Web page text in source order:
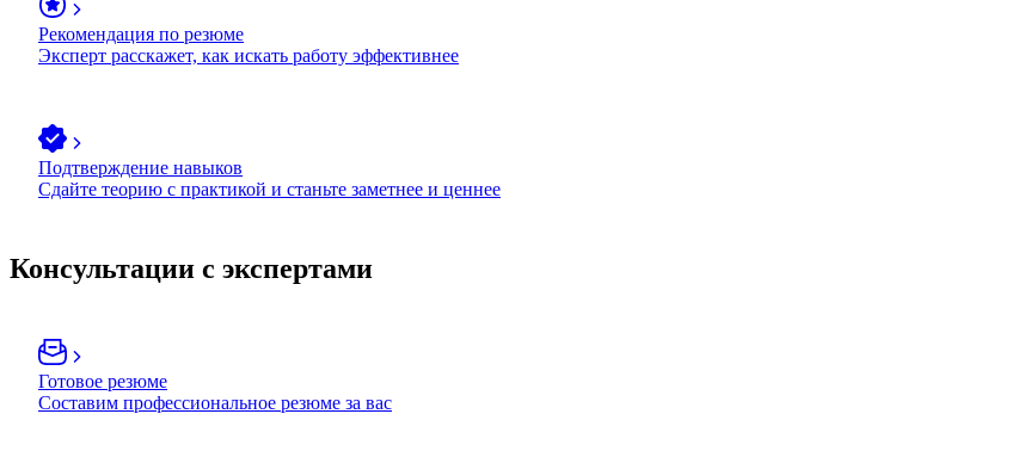
Рекомендация по резюме
Эксперт расскажет, как искать работу эффективнее
Подтверждение навыков
Сдайте теорию с практикой и станьте заметнее и ценнее
Консультации с экспертами
Готовое резюме
Составим профессиональное резюме за вас